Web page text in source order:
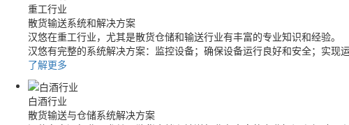
重工行业
散货输送系统和解决方案
汉悠在重工行业，尤其是散货仓储和输送行业有丰富的专业知识和经验。
汉悠有完整的系统解决方案：监控设备；确保设备运行良好和安全；实现
了解更多
白酒行业
散货输送与仓储系统解决方案